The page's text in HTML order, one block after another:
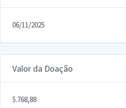
06/11/2025
Valor da Doação
5.768,88